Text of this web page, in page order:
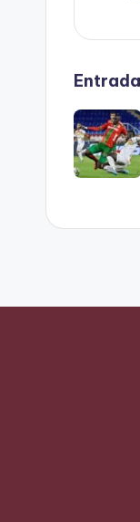
de